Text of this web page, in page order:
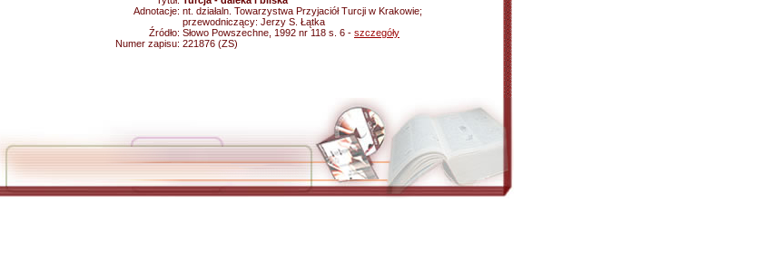
Adnotacje: nt. działaln. Towarzystwa Przyjaciół Turcji w Krakowie;
przewodniczący: Jerzy S. Łątka
Źródło: Słowo Powszechne, 1992 nr 118 s. 6 - szczegóły
Numer zapisu: 221876 (ZS)